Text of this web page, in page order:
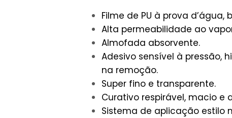
Filme de PU à prova d’água,
Alta permeabilidade ao
Almofada absorvente.
Adesivo sensível à pressão,
na remoção.
Super fino e transparente.
Curativo respirável, macio
Sistema de aplicação estilo